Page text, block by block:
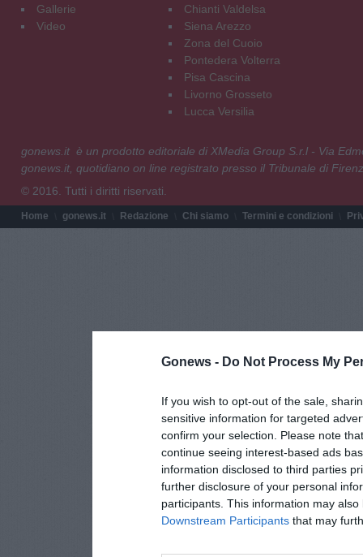
Gonews - Do Not Process My
If you wish to opt-out of the sale,
sensitive information for targeted
confirm your selection. Please note
continue seeing interest-based ads
information disclosed to third parties
further disclosure of your personal
participants. This information may
Downstream Participants that may
Gallerie
Video
Chianti Valdelsa
Siena Arezzo
Zona del Cuoio
Pontedera Volterra
Pisa Cascina
Livorno Grosseto
Lucca Versilia
gonews.it è un prodotto editoriale di XMedia Group S.r.l - Via
gonews.it, quotidiano on line registrato presso il Tribunale di
© 2016. Tutti i diritti riservati.
Home gonews.it Redazione Chi siamo Termini e condizioni